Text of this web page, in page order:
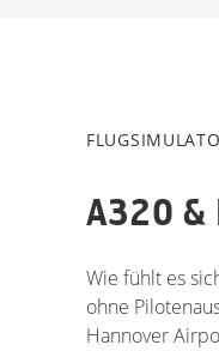
A320 &
Wie fühlt es
ohne
Hannover